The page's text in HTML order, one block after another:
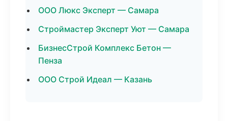
ООО Люкс Эксперт — Самара
Строймастер Эксперт Уют — Самара
БизнесСтрой Комплекс Бетон —
Пенза
ООО Строй Идеал — Казань